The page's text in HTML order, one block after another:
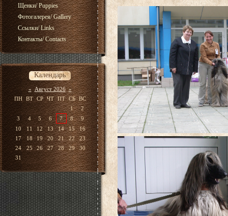
Щенки/ Puppies
Фотогалерея/ Gallery
Ссылки/ Links
Контакты/ Contacts
Календарь
« Август 2026 »
ПН ВТ СР ЧТ ПТ СБ ВС
1
2
3
4 5 6 7 8
9
10
11 12 13 14 15
16
17
18 19 20 21 22
23
24
25 26 27 28 29
30
31